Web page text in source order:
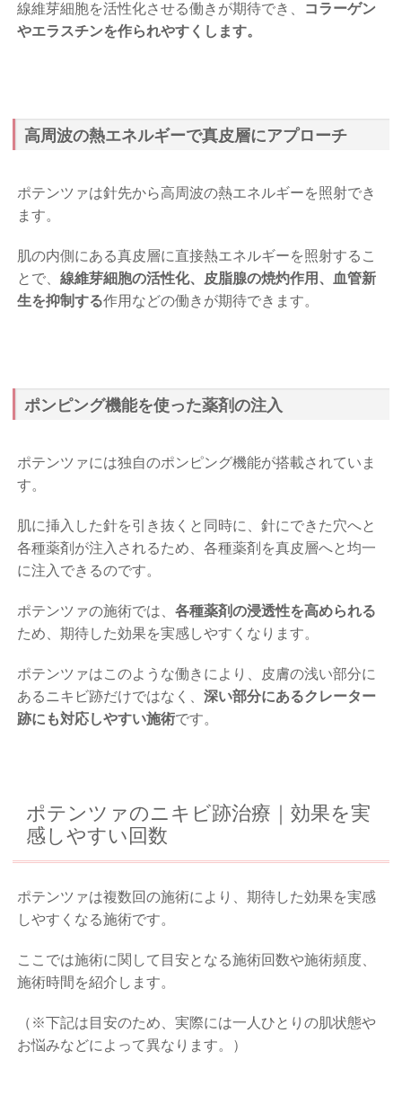
線維芽細胞を活性化させる働きが期待でき、 コラーゲン
やエラスチンを作られやすくします。
高周波の熱エネルギーで真皮層にアプローチ
ポテンツァは針先から高周波の熱エネルギーを照射でき
ます。
肌の内側にある真皮層に直接熱エネルギーを照射するこ
とで、線維芽細胞の活性化、皮脂腺の焼灼作用、血管新
生を抑制する作用などの働きが期待できます。
ポンピング機能を使った薬剤の注入
ポテンツァには独自のポンピング機能が搭載されていま
す。
肌に挿入した針を引き抜くと同時に、針にできた穴へと
各種薬剤が注入されるため、各種薬剤を真皮層へと均一
に注入できるのです。
ポテンツァの施術では、各種薬剤の浸透性を高められる
ため、期待した効果を実感しやすくなります。
ポテンツァはこのような働きにより、皮膚の浅い部分に
あるニキビ跡だけではなく、深い部分にあるクレーター
跡にも対応しやすい施術です。
ポテンツァのニキビ跡治療｜効果を実
感しやすい回数
ポテンツァは複数回の施術により、期待した効果を実感
しやすくなる施術です。
ここでは施術に関して目安となる施術回数や施術頻度、
施術時間を紹介します。
（※下記は目安のため、実際には一人ひとりの肌状態や
お悩みなどによって異なります。）